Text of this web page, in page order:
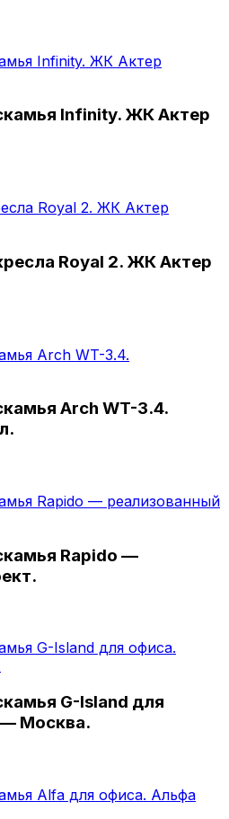
Infinity. ЖК Актер
Royal 2. ЖК Актер
Arch WT-3.4.
Rapido —
G-Island для
Москва.